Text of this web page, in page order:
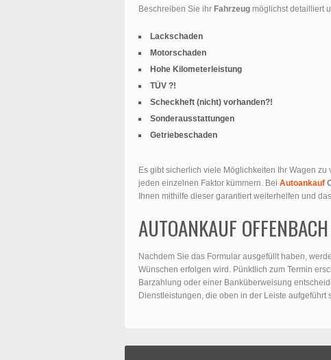
Beschreiben Sie ihr Fahrzeug möglichst detailliert
Lackschaden
Motorschaden
Hohe Kilometerleistung
TÜV ?!
Scheckheft (nicht) vorhanden?!
Sonderausstattungen
Getriebeschaden
Es gibt sicherlich viele Möglichkeiten Ihr Wagen
jeden einzelnen Faktor kümmern. Bei Autoankauf
Ihnen mithilfe dieser garantiert weiterhelfen und das
AUTOANKAUF
Nachdem Sie das Formular ausgefüllt haben,
Wünschen erfolgen wird. Pünktlich zum Termin
Barzahlung oder einer Banküberweisung
Dienstleistungen, die oben in der Leiste aufgeführt